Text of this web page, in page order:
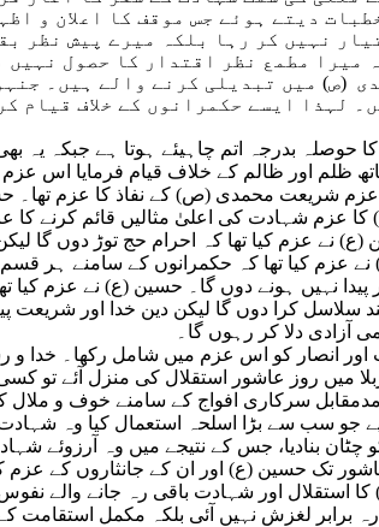
دیتے ہوئے جس موقف کا اعلان و
نہیں کر رہا بلکہ میرے پیش نظر
مطمع نظر اقتدار کا حصول
(ص) میں تبدیلی کرنے والے ہیں۔
ایسے حکمرانوں کے خلاف قیام
بدرجہ اتم چاہیئے ہوتا ہے جبکہ یہ
اور ظالم کے خلاف قیام فرمایا اس
شریعت محمدی (ص) کے نفاذ کا عزم تھا۔
شہادت کی اعلیٰ مثالیں قائم کرنے کا
عزم کیا تھا کہ احرام حج توڑ دوں گا
عزم کیا تھا کہ حکمرانوں کے سامنے ہر
پیدا نہیں ہونے دوں گا۔ حسین (ع) نے عزم
سلاسل کرا دوں گا لیکن دین خدا اور
آزادی دلا کر رہوں گا۔
اور انصار کو اس عزم میں شامل رکھا۔
میں روز عاشور استقلال کی منزل آئے تو
سرکاری افواج کے سامنے خوف و ملال
جو سب سے بڑا اسلحہ استعمال کیا وہ شہادت
بنادیا، جس کے نتیجے میں وہ آرزوئے
حسین (ع) اور ان کے جانثاروں کے عزم کا
اور شہادت باقی رہ جانے والے
برابر لغزش نہیں آئی بلکہ مکمل